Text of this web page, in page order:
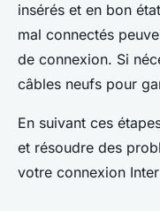
insérés et en bon
mal connectés
de connexion. Si
câbles neufs pour
En suivant ces
et résoudre des
votre connexion